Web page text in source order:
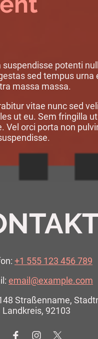
suspendisse potenti
sed tempus urna
massa massa.
vitae nunc sed
ut eu. Sem fringilla
Vel orci porta non
+1 555 123 456 789
email@example.com
Straßenname,
Landkreis, 92103